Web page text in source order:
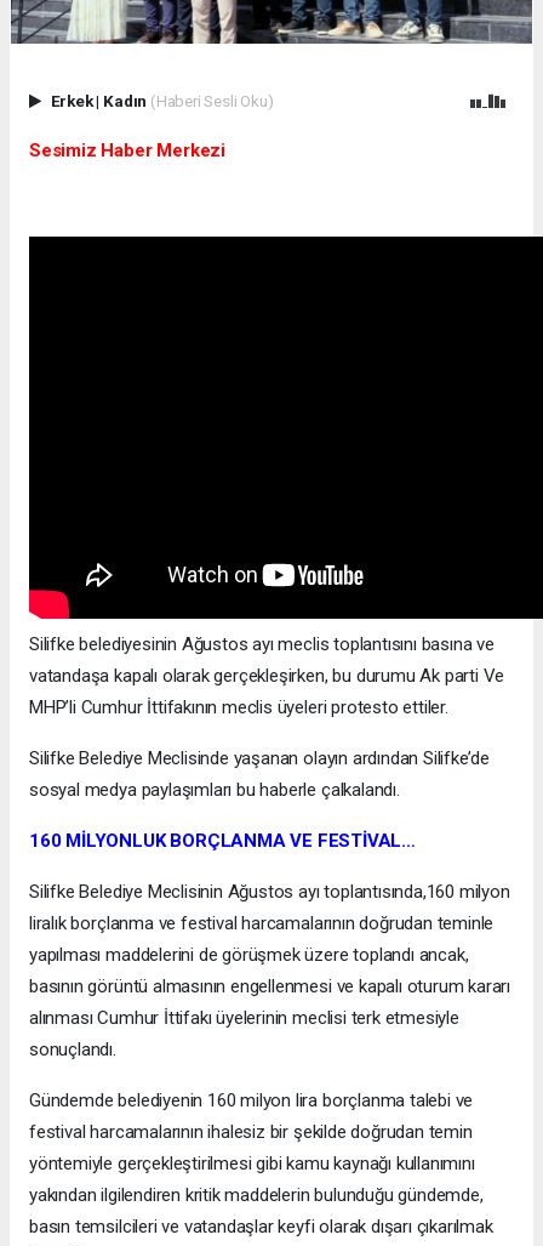
Erkek| Kadın (Haberi Sesli Oku)
Sesimiz Haber Merkezi
Silifke belediyesinin Ağustos ayı meclis toplantısını basına ve
vatandaşa kapalı olarak gerçekleşirken, bu durumu Ak parti Ve
MHP’li Cumhur İttifakının meclis üyeleri protesto ettiler.
Silifke Belediye Meclisinde yaşanan olayın ardından Silifke’de
sosyal medya paylaşımları bu haberle çalkalandı.
160 MİLYONLUK BORÇLANMA VE FESTİVAL…
Silifke Belediye Meclisinin Ağustos ayı toplantısında,160 milyon
liralık borçlanma ve festival harcamalarının doğrudan teminle
yapılması maddelerini de görüşmek üzere toplandı ancak,
basının görüntü almasının engellenmesi ve kapalı oturum kararı
alınması Cumhur İttifakı üyelerinin meclisi terk etmesiyle
sonuçlandı.
Gündemde belediyenin 160 milyon lira borçlanma talebi ve
festival harcamalarının ihalesiz bir şekilde doğrudan temin
yöntemiyle gerçekleştirilmesi gibi kamu kaynağı kullanımını
yakından ilgilendiren kritik maddelerin bulunduğu gündemde,
basın temsilcileri ve vatandaşlar keyfi olarak dışarı çıkarılmak